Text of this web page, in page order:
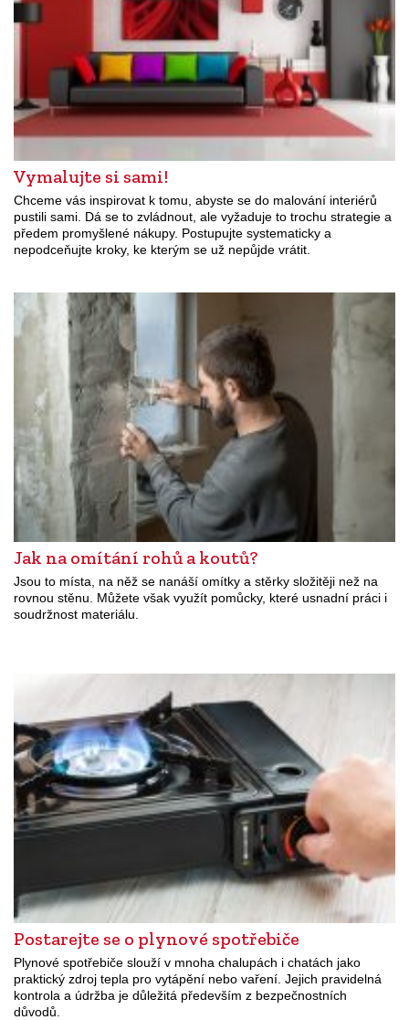
Vymalujte si sami!
Chceme vás inspirovat k tomu, abyste se do malování interiérů
pustili sami. Dá se to zvládnout, ale vyžaduje to trochu strategie a
předem promyšlené nákupy. Postupujte systematicky a
nepodceňujte kroky, ke kterým se už nepůjde vrátit.
Jak na omítání rohů a koutů?
Jsou to místa, na něž se nanáší omítky a stěrky složitěji než na
rovnou stěnu. Můžete však využít pomůcky, které usnadní práci i
soudržnost materiálu.
Postarejte se o plynové spotřebiče
Plynové spotřebiče slouží v mnoha chalupách i chatách jako
praktický zdroj tepla pro vytápění nebo vaření. Jejich pravidelná
kontrola a údržba je důležitá především z bezpečnostních
důvodů.